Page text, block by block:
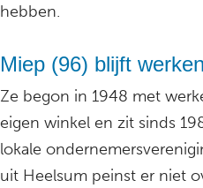
hebben.
Miep (96) blijft
Ze begon in 1948 met
eigen winkel en zit sinds
lokale
uit Heelsum peinst er niet